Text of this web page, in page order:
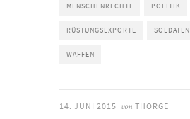
MENSCHENRECHTE POLITIK
RÜSTUNGSEXPORTE SOLDATEN
WAFFEN
14. JUNI 2015 von THORGE